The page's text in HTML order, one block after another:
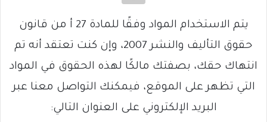
يتم الاستخدام المواد وفقًا للمادة 27 أ من قانون
حقوق التأليف والنشر 2007، وإن كنت تعتقد أنه تم
انتهاك حقك، بصفتك مالكًا لهذه الحقوق في المواد
التي تظهر على الموقع، فيمكنك التواصل معنا عبر
البريد الإلكتروني على العنوان التالي: